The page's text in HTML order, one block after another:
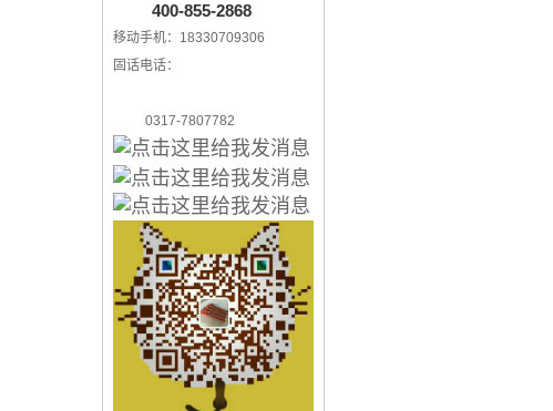
400-855-2868
移动手机：18330709306
固话电话：
0317-7807782